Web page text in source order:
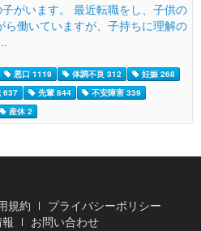
がいます。 最近転職をし、子供の
働いていますが、子持ちに理解の
悪口 1119 体調不良 312
妊娠 268
637 先輩 844
不安障害 339
産休 2
規約
プライバシーポリシー
お問い合わせ